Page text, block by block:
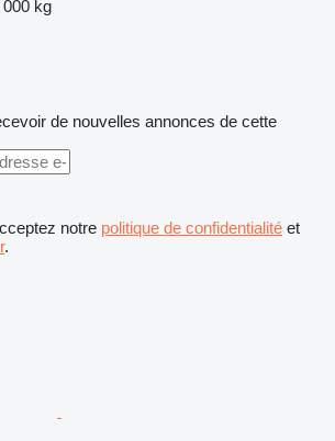
000 kg
de nouvelles annonces de cette
notre politique de confidentialité et
.